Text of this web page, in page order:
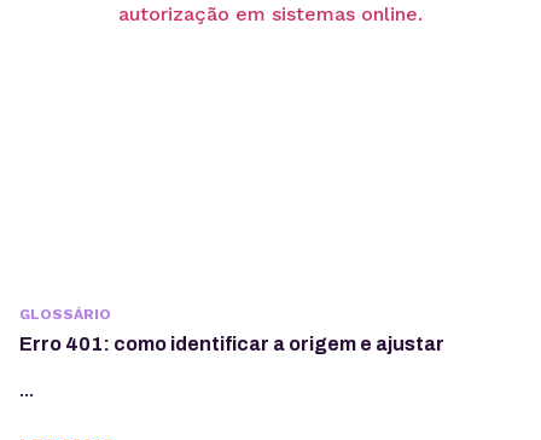
GLOSSÁRIO
Erro 401: como identificar a origem e ajustar
...